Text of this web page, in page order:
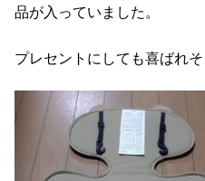
品が入っていました。
プレセントにしても喜ばれ